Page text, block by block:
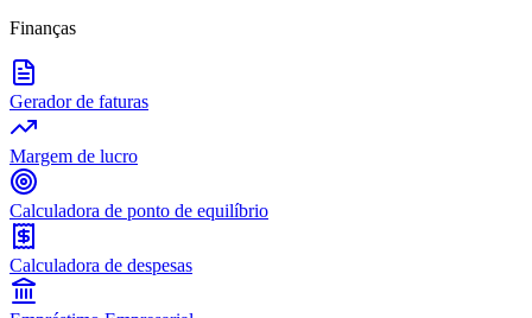
Finanças
Gerador de faturas
Margem de lucro
Calculadora de ponto de equilíbrio
Calculadora de despesas